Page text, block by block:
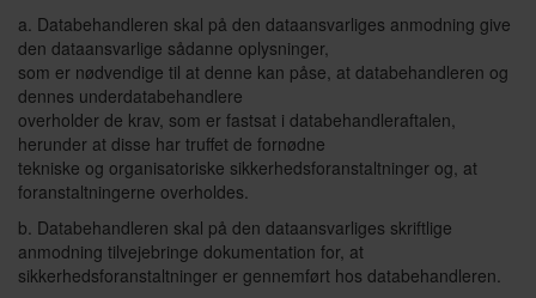
a. Databehandleren skal på den dataansvarliges anmodning give
den dataansvarlige sådanne oplysninger,
som er nødvendige til at denne kan påse, at databehandleren og
dennes underdatabehandlere
overholder de krav, som er fastsat i databehandleraftalen,
herunder at disse har truffet de fornødne
tekniske og organisatoriske sikkerhedsforanstaltninger og, at
foranstaltningerne overholdes.
b. Databehandleren skal på den dataansvarliges skriftlige
anmodning tilvejebringe dokumentation for, at
sikkerhedsforanstaltninger er gennemført hos databehandleren.